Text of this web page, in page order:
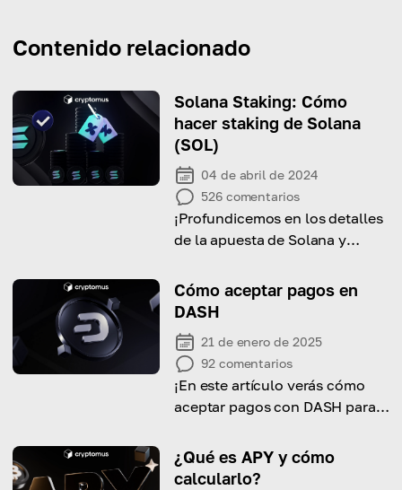
Contenido relacionado
Solana Staking: Cómo
hacer staking de Solana
(SOL)
04 de abril de 2024
526 comentarios
¡Profundicemos en los detalles
de la apuesta de Solana y
recompensas con ella!
Cómo aceptar pagos en
DASH
21 de enero de 2025
92 comentarios
¡En este artículo verás cómo
aceptar pagos con DASH para
¿Qué es APY y cómo
calcularlo?